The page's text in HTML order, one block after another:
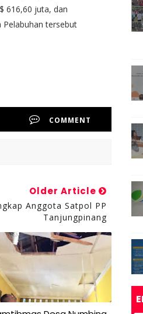
616,60 juta, dan
Pelabuhan tersebut
COMMENT
Older Article
Anggota Satpol PP
Tanjungpinang